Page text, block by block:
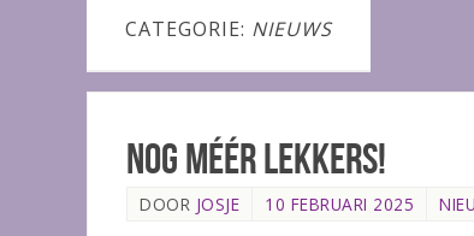
CATEGORIE: NIEUWS
Nog méér lekkers!
DOOR JOSJE 10 FEBRUARI 2025